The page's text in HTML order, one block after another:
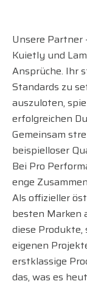
Unsere Partner
Kuietly und
Ansprüche. Ihr
Standards zu
auszuloten,
erfolgreichen
Gemeinsam
beispielloser
Bei Pro
enge
Als offizieller
besten Marken
diese Produkte,
eigenen
erstklassige
das, was es